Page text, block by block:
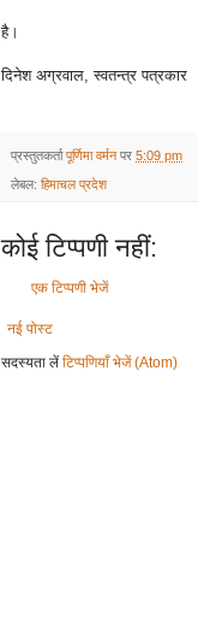
है।
दिनेश अग्रवाल, स्वतन्त्र पत्रकार
प्रस्तुतकर्तापूर्णिमा वर्मन पर 5:09 pm
लेबल: हिमाचल प्रदेश
कोई टिप्पणी नहीं:
एक टिप्पणी भेजें
नई पोस्ट
सदस्यता लें टिप्पणियाँ भेजें (Atom)